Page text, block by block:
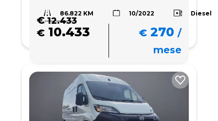
86.822 KM 10/2022 Diesel
€12.433
€ 10.433 € 270 /
mese